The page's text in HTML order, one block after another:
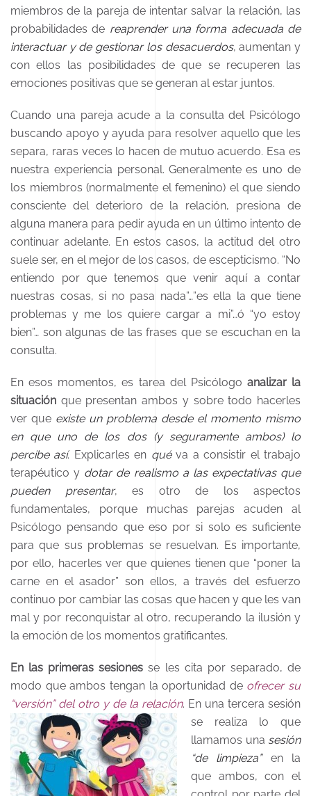
miembros de la pareja de intentar salvar la relación, las
probabilidades de reaprender una forma adecuada de
interactuar y de gestionar los desacuerdos, aumentan y
con ellos las posibilidades de que se recuperen las
emociones positivas que se generan al estar juntos.
Cuando una pareja acude a la consulta del Psicólogo
buscando apoyo y ayuda para resolver aquello que les
separa, raras veces lo hacen de mutuo acuerdo. Esa es
nuestra experiencia personal. Generalmente es uno de
los miembros (normalmente el femenino) el que siendo
consciente del deterioro de la relación, presiona de
alguna manera para pedir ayuda en un último intento de
continuar adelante. En estos casos, la actitud del otro
suele ser, en el mejor de los casos, de escepticismo. “No
entiendo por que tenemos que venir aquí a contar
nuestras cosas, si no pasa nada”…”es ella la que tiene
problemas y me los quiere cargar a mi”…ó “yo estoy
bien”… son algunas de las frases que se escuchan en la
consulta.
En esos momentos, es tarea del Psicólogo analizar la
situación que presentan ambos y sobre todo hacerles
ver que existe un problema desde el momento mismo
en que uno de los dos (y seguramente ambos) lo
percibe así. Explicarles en quéva a consistir el trabajo
terapéutico y dotar de realismo a las expectativas que
pueden presentar, es otro de los aspectos
fundamentales, porque muchas parejas acuden al
Psicólogo pensando que eso por si solo es suficiente
para que sus problemas se resuelvan. Es importante,
por ello, hacerles ver que quienes tienen que “poner la
carne en el asador” son ellos, a través del esfuerzo
continuo por cambiar las cosas que hacen y que les van
mal y por reconquistar al otro, recuperando la ilusión y
la emoción de los momentos gratificantes.
En las primeras sesiones se les cita por separado, de
modo que ambos tengan laoportunidad de ofrecer su
“versión” del otro y de la relación. En una tercera sesión
se realiza lo que
llamamos una sesión
“de limpieza”en la
que ambos, con el